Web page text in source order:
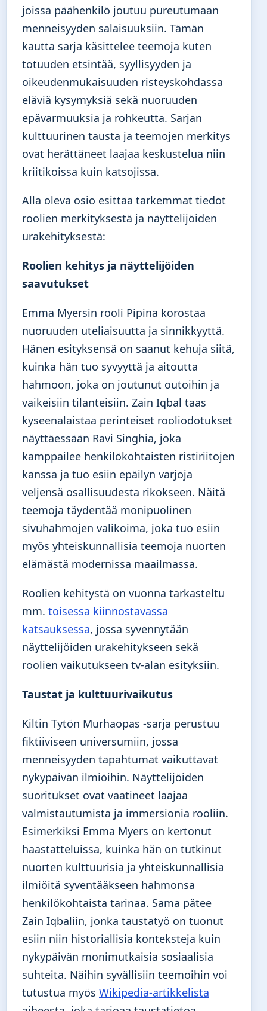
joissa päähenkilö joutuu pureutumaan
menneisyyden salaisuuksiin. Tämän
kautta sarja käsittelee teemoja kuten
totuuden etsintää, syyllisyyden ja
oikeudenmukaisuuden risteyskohdassa
eläviä kysymyksiä sekä nuoruuden
epävarmuuksia ja rohkeutta. Sarjan
kulttuurinen tausta ja teemojen merkitys
ovat herättäneet laajaa keskustelua niin
kriitikoissa kuin katsojissa.
Alla oleva osio esittää tarkemmat tiedot
roolien merkityksestä ja näyttelijöiden
urakehityksestä:
Roolien kehitys ja näyttelijöiden
saavutukset
Emma Myersin rooli Pipina korostaa
nuoruuden uteliaisuutta ja sinnikkyyttä.
Hänen esityksensä on saanut kehuja siitä,
kuinka hän tuo syvyyttä ja aitoutta
hahmoon, joka on joutunut outoihin ja
vaikeisiin tilanteisiin. Zain Iqbal taas
kyseenalaistaa perinteiset rooliodotukset
näyttäessään Ravi Singhia, joka
kamppailee henkilökohtaisten ristiriitojen
kanssa ja tuo esiin epäilyn varjoja
veljensä osallisuudesta rikokseen. Näitä
teemoja täydentää monipuolinen
sivuhahmojen valikoima, joka tuo esiin
myös yhteiskunnallisia teemoja nuorten
elämästä modernissa maailmassa.
Roolien kehitystä on vuonna tarkasteltu
mm. toisessa kiinnostavassa
katsauksessa, jossa syvennytään
näyttelijöiden urakehitykseen sekä
roolien vaikutukseen tv-alan esityksiin.
Taustat ja kulttuurivaikutus
Kiltin Tytön Murhaopas -sarja perustuu
fiktiiviseen universumiin, jossa
menneisyyden tapahtumat vaikuttavat
nykypäivän ilmiöihin. Näyttelijöiden
suoritukset ovat vaatineet laajaa
valmistautumista ja immersionia rooliin.
Esimerkiksi Emma Myers on kertonut
haastatteluissa, kuinka hän on tutkinut
nuorten kulttuurisia ja yhteiskunnallisia
ilmiöitä syventääkseen hahmonsa
henkilökohtaista tarinaa. Sama pätee
Zain Iqbaliin, jonka taustatyö on tuonut
esiin niin historiallisia konteksteja kuin
nykypäivän monimutkaisia sosiaalisia
suhteita. Näihin syvällisiin teemoihin voi
tutustua myös Wikipedia-artikkelista